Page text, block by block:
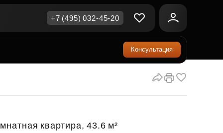
недвижимость
в окружении природы
и скидки
капитал
+7 (495) 032-45-20
Консультация
квартира, 43.6 м²